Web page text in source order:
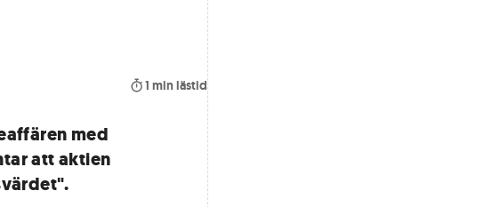
1 min lästid
med
att aktien